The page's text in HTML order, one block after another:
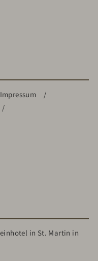
Impressum